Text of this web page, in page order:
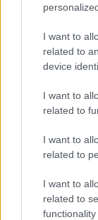
I want to
related to
device
I want to
related to
I want to
related to
I want to
related to
Patrimônio de
FINANÇA